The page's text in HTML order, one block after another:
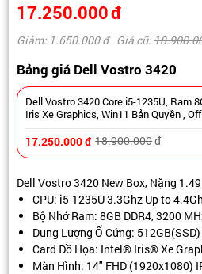
17.250.000đ
Giảm: 1.650.000đ Giá cũ:
Bảng giá Dell Vostro 3420
Dell Vostro 3420 Core i5-1235U, Ram
Iris
17.250.000đ 18.900.000đ
Dell Vostro 3420 New Box, Nặng
CPU: i5-1235U 3.3Ghz Up to
Bộ Nhớ Ram: 8GB DDR4, 3200
Dung Lượng Ổ Cứng:
Card Đồ Họa: Intel® Iris® Xe
Màn Hình: 14" FHD (1920x1080)